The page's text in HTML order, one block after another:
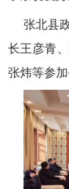
张北县
长王彦青
张炜等参加